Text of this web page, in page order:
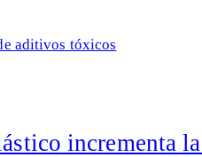
incrementa